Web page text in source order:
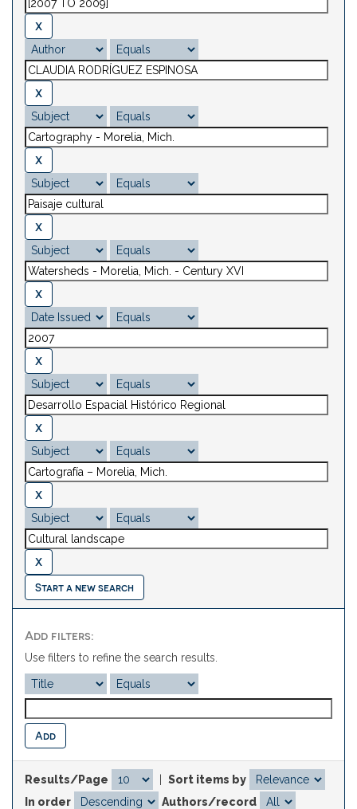
Start a new search
Add filters:
Use filters to refine the search results.
Results/Page
Sort items by
In order
Authors/record